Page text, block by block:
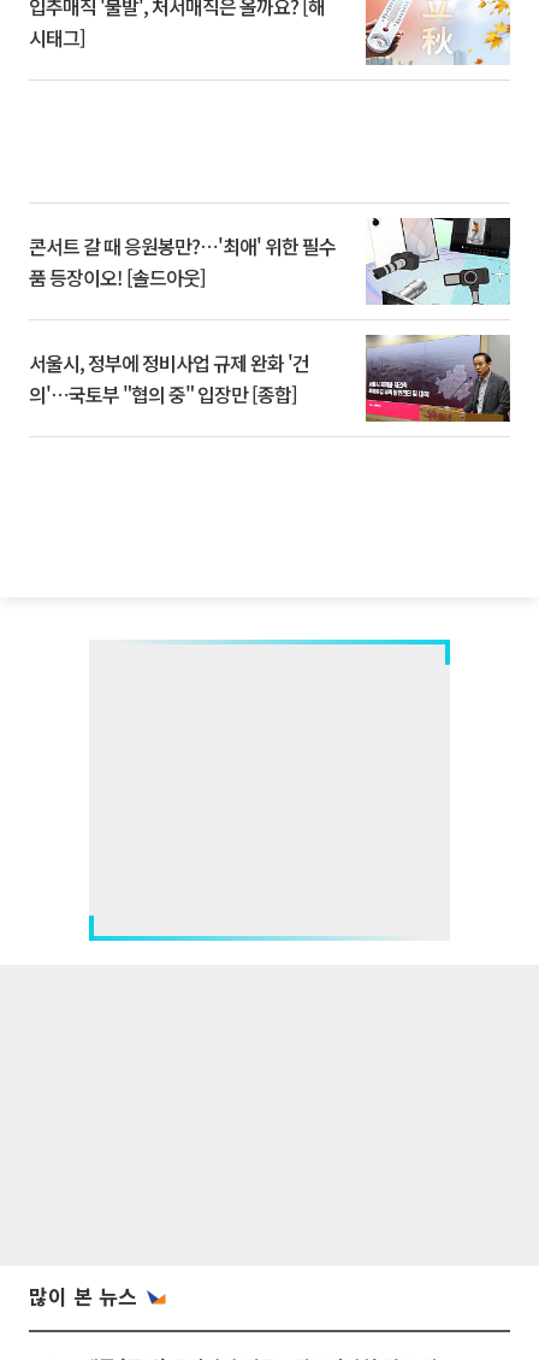
입추매직 '불발', 처서매직은 올까요? [해
시태그]
콘서트 갈 때 응원봉만?⋯'최애' 위한 필수
품 등장이오! [솔드아웃]
서울시, 정부에 정비사업 규제 완화 '건
의'⋯국토부 "협의 중" 입장만 [종합]
많이 본 뉴스